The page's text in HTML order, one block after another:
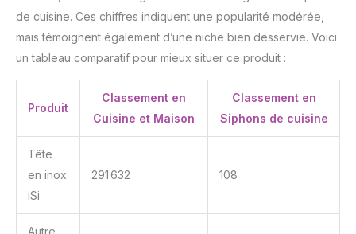
de cuisine. Ces chiffres indiquent une popularité modérée,
mais témoignent également d’une niche bien desservie. Voici
un tableau comparatif pour mieux situer ce produit :
Produit
Classement en
Cuisine et Maison
Classement en
Siphons de cuisine
Tête
en inox
iSi
291 632 108
Autre